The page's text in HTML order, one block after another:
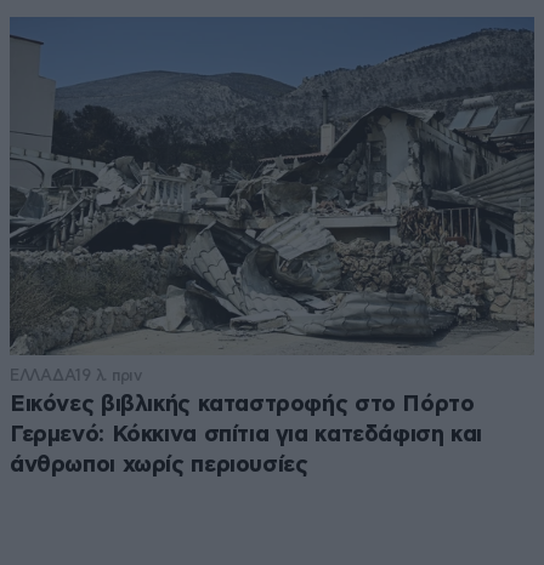
ΕΛΛΑΔΑ19 λ. πριν
Εικόνες βιβλικής καταστροφής στο Πόρτο
Γερμενό: Κόκκινα σπίτια για κατεδάφιση και
άνθρωποι χωρίς περιουσίες